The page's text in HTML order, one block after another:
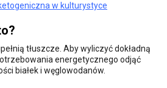
w kulturystyce
tłuszcze. Aby wyliczyć dokładną
energetycznego odjąć
białek i węglowodanów.